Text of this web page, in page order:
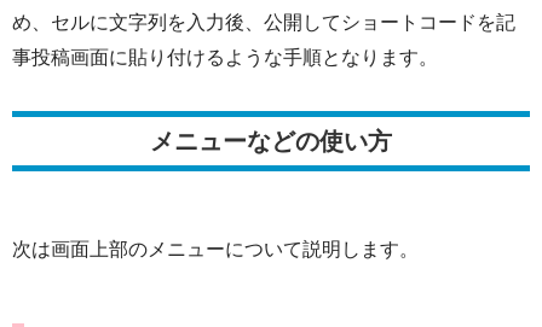
め、セルに文字列を入力後、公開してショートコードを記
事投稿画面に貼り付けるような手順となります。
メニューなどの使い方
次は画面上部のメニューについて説明します。